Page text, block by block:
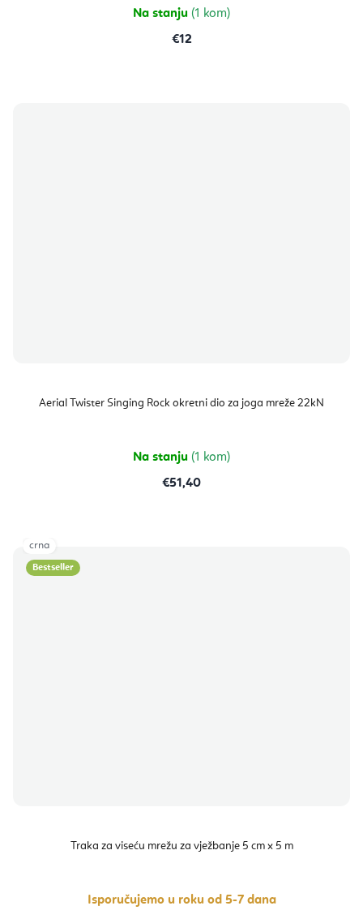
Na stanju (1 kom)
€12
Aerial Twister Singing Rock okretni dio za joga mreže 22kN
Na stanju (1 kom)
€51,40
Bestseller
Traka za viseću mrežu za vježbanje 5 cm x 5 m
Isporučujemo u roku od 5-7 dana
crna